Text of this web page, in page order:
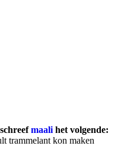
schreefmaali het volgende:
trammelant kon maken